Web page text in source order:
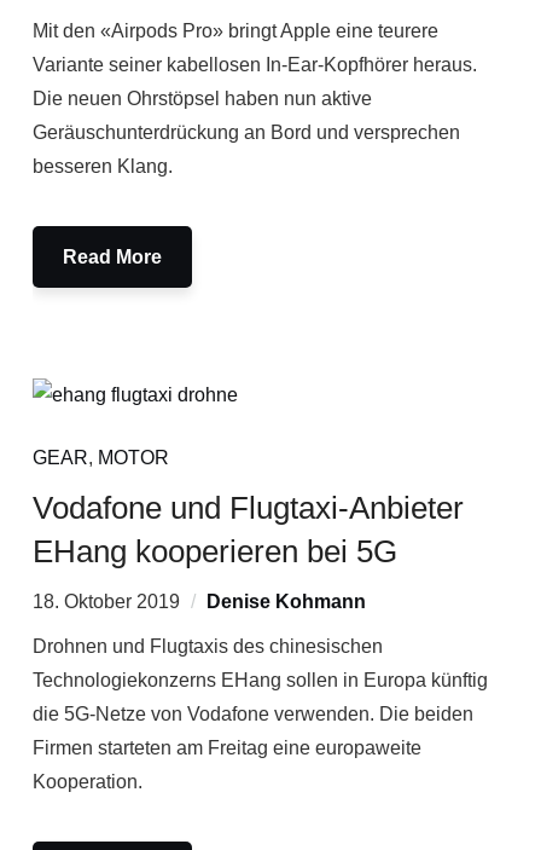
Mit den «Airpods Pro» bringt Apple eine teurere
Variante seiner kabellosen In-Ear-Kopfhörer heraus.
Die neuen Ohrstöpsel haben nun aktive
Geräuschunterdrückung an Bord und versprechen
besseren Klang.
Read More
GEAR, MOTOR
Vodafone und Flugtaxi-Anbieter
EHang kooperieren bei 5G
18. Oktober 2019 Denise Kohmann
Drohnen und Flugtaxis des chinesischen
Technologiekonzerns EHang sollen in Europa künftig
die 5G-Netze von Vodafone verwenden. Die beiden
Firmen starteten am Freitag eine europaweite
Kooperation.